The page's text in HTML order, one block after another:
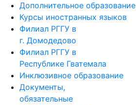
Дополнительное образование
Курсы иностранных языков
Филиал РГГУ в
г. Домодедово
Филиал РГГУ в
Республике Гватемала
Инклюзивное образование
Документы,
обязательные